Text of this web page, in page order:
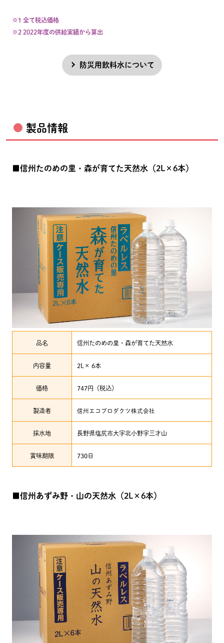
※1 全て税込価格
※2 2022年度の供給実績から算出
防災用飲料水 について
製品情報
■信州たのめの里・森が育てた天然水（2L×6本）
品名 信州たのめの里・森が育てた天然水
内容量 2L× 6本
価格 747円（税込）
製造者 信州エコプロダクツ株式会社
採水地 長野県塩尻市大字北小野字三才山
賞味期限 730日
■信州あずみ野・山の天然水（2L×6本）